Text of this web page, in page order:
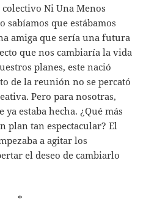
Ni Una Menos
sabíamos que estábamos
amiga que sería una futura
que nos cambiaría la vida
planes, este nació
de la reunión no se percató
Pero para nosotras,
estaba hecha. ¿Qué más
plan tan espectacular? El
a agitar los
el deseo de cambiarlo
*